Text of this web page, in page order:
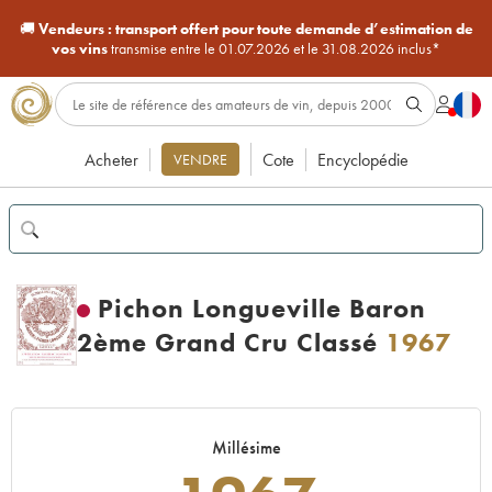
🚚Vendeurs : transport offert pour toute demande d’estimation de
vos vinstransmise entre le 01.07.2026 et le 31.08.2026 inclus*
Acheter VENDRE Cote Encyclopédie
Pichon Longueville Baron
2ème Grand Cru Classé 1967
Millésime